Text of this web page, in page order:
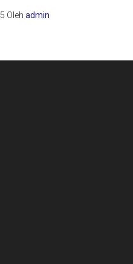
Olehadmin